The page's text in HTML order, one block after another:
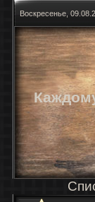
Воскресенье,